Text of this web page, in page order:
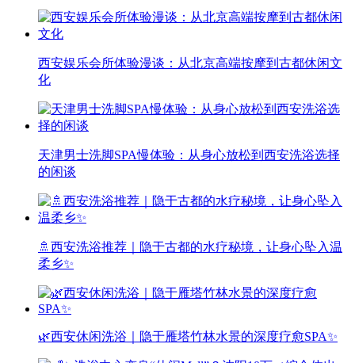
西安娱乐会所体验漫谈：从北京高端按摩到古都休闲文
化
天津男士洗脚SPA慢体验：从身心放松到西安洗浴选择
的闲谈
🚿西安洗浴推荐｜隐于古都的水疗秘境，让身心坠入温
柔乡✨
🌿西安休闲洗浴｜隐于雁塔竹林水景的深度疗愈SPA✨